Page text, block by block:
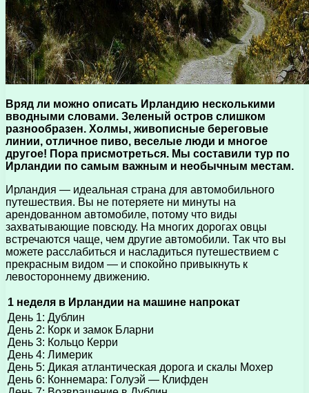
Вряд ли можно описать Ирландию несколькими
вводными словами. Зеленый остров слишком
разнообразен. Холмы, живописные береговые
линии, отличное пиво, веселые люди и многое
другое! Пора присмотреться. Мы составили тур по
Ирландии по самым важным и необычным местам.
Ирландия — идеальная страна для автомобильного
путешествия. Вы не потеряете ни минуты на
арендованном автомобиле, потому что виды
захватывающие повсюду. На многих дорогах овцы
встречаются чаще, чем другие автомобили. Так что вы
можете расслабиться и насладиться путешествием с
прекрасным видом — и спокойно привыкнуть к
левостороннему движению.
1 неделя в Ирландии на машине напрокат
День 1: Дублин
День 2: Корк и замок Бларни
День 3: Кольцо Керри
День 4: Лимерик
День 5: Дикая атлантическая дорога и скалы Мохер
День 6: Коннемара: Голуэй — Клифден